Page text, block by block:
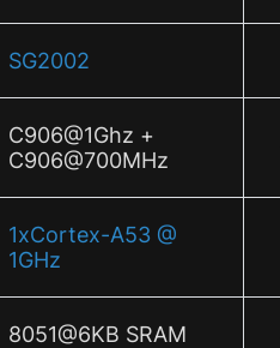
SG2002
C906@1Ghz +
C906@700MHz
1xCortex-A53 @
1GHz
8051@6KB SRAM